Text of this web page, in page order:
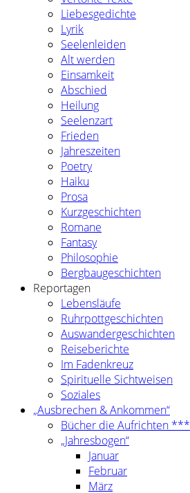
Liebesgedichte
Lyrik
Seelenleiden
Alt werden
Einsamkeit
Abschied
Heilung
Seelenzart
Frieden
Jahreszeiten
Poetry
Haiku
Prosa
Kurzgeschichten
Romane
Fantasy
Philosophie
Bergbaugeschichten
Reportagen
Lebensläufe
Ruhrpottgeschichten
Auswandergeschichten
Reiseberichte
Im Fadenkreuz
Spirituelle Sichtweisen
Soziales
„Ausbrechen & Ankommen“
Bücher die Aufrichten ***
„Jahresbogen“
Januar
Februar
März